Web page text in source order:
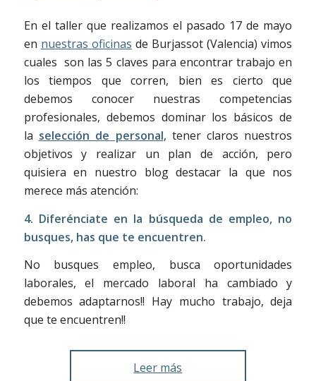
En el taller que realizamos el pasado 17 de mayo
en nuestras oficinas de Burjassot (Valencia) vimos
cuales son las 5 claves para encontrar trabajo en
los tiempos que corren, bien es cierto que
debemos conocer nuestras competencias
profesionales, debemos dominar los básicos de
la selección de personal, tener claros nuestros
objetivos y realizar un plan de acción, pero
quisiera en nuestro blog destacar la que nos
merece más atención:
4. Diferénciate en la búsqueda de empleo, no
busques, has que te encuentren.
No busques empleo, busca oportunidades
laborales, el mercado laboral ha cambiado y
debemos adaptarnos!! Hay mucho trabajo, deja
que te encuentren!!
Leer más